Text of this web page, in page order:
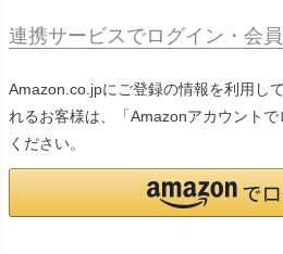
連携サービスでログイン・会
Amazon.co.jpにご登録の情報を利用し
れるお客様は、「Amazonアカウント
ください。